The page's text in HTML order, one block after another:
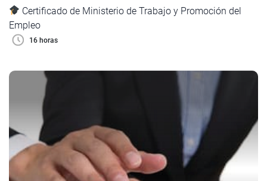
Certificado de Ministerio de Trabajo y Promoción del
Empleo
16 horas